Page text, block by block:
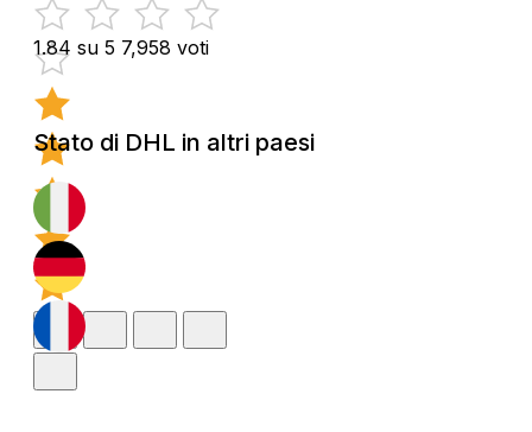
1.84 su 5 7,958 voti
Stato di DHL in altri paesi